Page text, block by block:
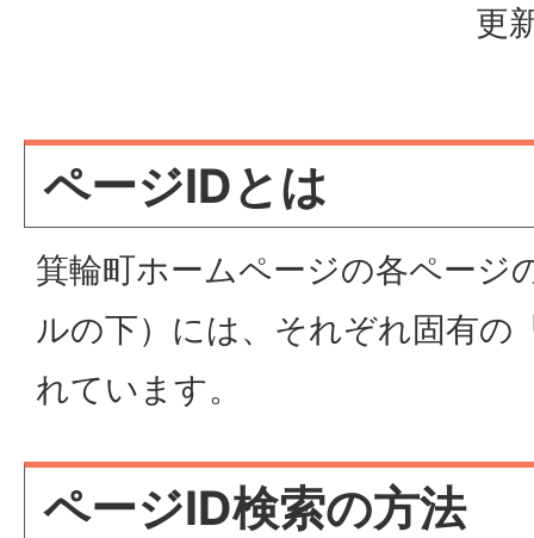
更
ページIDとは
箕輪町ホームページの各ページ
ルの下）には、それぞれ固有の
れています。
ページID検索の方法